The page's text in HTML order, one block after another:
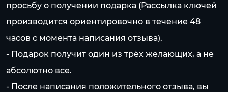
просьбу о получении подарка (Рассылка ключей
производится ориентировочно в течение 48
часов с момента написания отзыва).
- Подарок получит один из трёх желающих, а не
абсолютно все.
- После написания положительного отзыва, вы